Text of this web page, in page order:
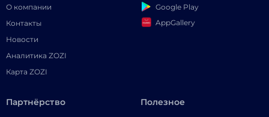
О компании
Контакты
Новости
Аналитика ZOZI
Карта ZOZI
Google Play
AppGallery
Партнёрство Полезное